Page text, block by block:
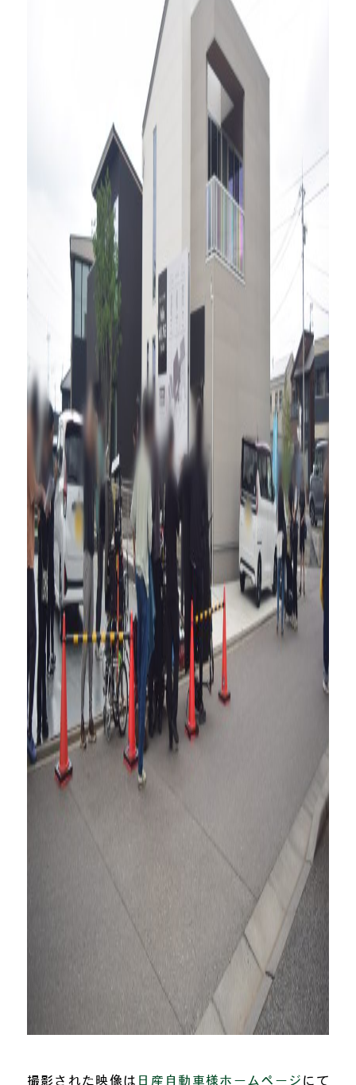
撮影された映像は 日産自動車様ホームページ にて